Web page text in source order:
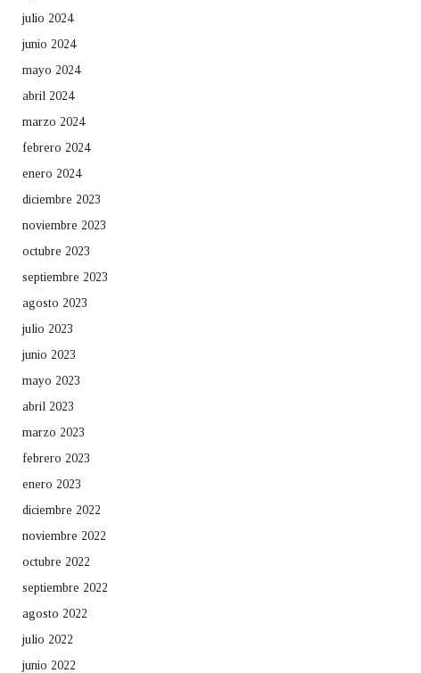
julio 2024
junio 2024
mayo 2024
abril 2024
marzo 2024
febrero 2024
enero 2024
diciembre 2023
noviembre 2023
octubre 2023
septiembre 2023
agosto 2023
julio 2023
junio 2023
mayo 2023
abril 2023
marzo 2023
febrero 2023
enero 2023
diciembre 2022
noviembre 2022
octubre 2022
septiembre 2022
agosto 2022
julio 2022
junio 2022